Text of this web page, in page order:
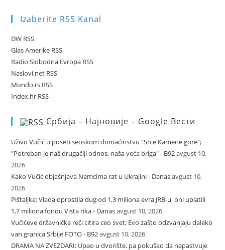
Izaberite RSS Kanal
DW RSS
Glas Amerike RSS
Radio Slobodna Evropa RSS
Naslovi.net RSS
Mondo.rs RSS
Index.hr RSS
Србија – Најновије – Google Вести
Uživo Vučić u poseti seoskom domaćinstvu "Srce Kamene gore";
"Potreban je naš drugačiji odnos, naša veća briga" - B92avgust 10,
2026
Kako Vučić objašnjava Nemcima rat u Ukrajini - Danasavgust 10,
2026
Pištaljka: Vlada oprostila dug od 1,3 miliona evra JRB-u, oni uplatili
1,7 miliona fondu Vista rika - Danasavgust 10, 2026
Vučićeve državničke reči citira ceo svet; Evo zašto odzvanjaju daleko
van granica Srbije FOTO - B92avgust 10, 2026
DRAMA NA ZVEZDARI: Upao u dvorište, pa pokušao da napastvuje